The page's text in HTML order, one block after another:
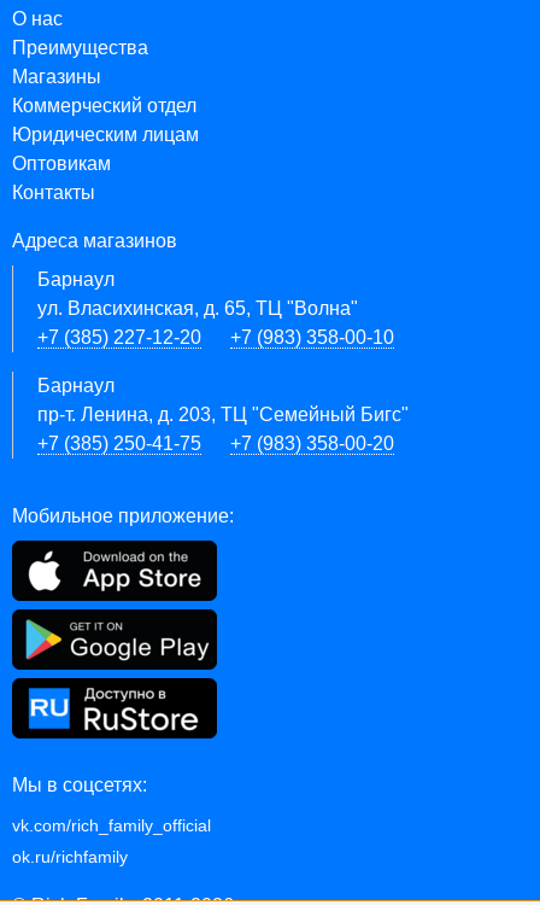
О нас
Преимущества
Магазины
Коммерческий отдел
Юридическим лицам
Оптовикам
Контакты
Адреса магазинов
Барнаул
ул. Власихинская, д. 65, ТЦ "Волна"
+7 (385) 227-12-20
+7 (983) 358-00-10
Барнаул
пр-т. Ленина, д. 203, ТЦ "Семейный Бигс"
+7 (385) 250-41-75
+7 (983) 358-00-20
Мобильное приложение:
Мы в соцсетях:
vk.com/rich_family_official
ok.ru/richfamily